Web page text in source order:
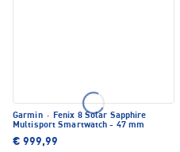
Garmin · Fenix 8 Solar Sapphire
Multisport Smartwatch - 47 mm
€ 999,99